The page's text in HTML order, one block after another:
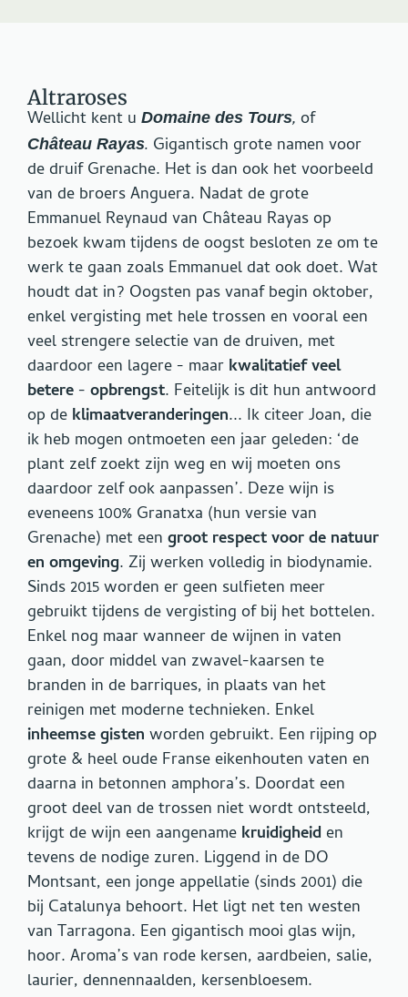
Altraroses
Wellicht kent u Domaine des Tours, of
Château Rayas. Gigantisch grote namen voor
de druif Grenache. Het is dan ook het voorbeeld
van de broers Anguera. Nadat de grote
Emmanuel Reynaud van Château Rayas op
bezoek kwam tijdens de oogst besloten ze om te
werk te gaan zoals Emmanuel dat ook doet. Wat
houdt dat in? Oogsten pas vanaf begin oktober,
enkel vergisting met hele trossen en vooral een
veel strengere selectie van de druiven, met
daardoor een lagere - maar kwalitatief veel
betere - opbrengst. Feitelijk is dit hun antwoord
op de klimaatveranderingen... Ik citeer Joan, die
ik heb mogen ontmoeten een jaar geleden: ‘de
plant zelf zoekt zijn weg en wij moeten ons
daardoor zelf ook aanpassen’. Deze wijn is
eveneens 100% Granatxa (hun versie van
Grenache) met een groot respect voor de natuur
en omgeving. Zij werken volledig in biodynamie.
Sinds 2015 worden er geen sulfieten meer
gebruikt tijdens de vergisting of bij het bottelen.
Enkel nog maar wanneer de wijnen in vaten
gaan, door middel van zwavel-kaarsen te
branden in de barriques, in plaats van het
reinigen met moderne technieken. Enkel
inheemse gisten worden gebruikt. Een rijping op
grote & heel oude Franse eikenhouten vaten en
daarna in betonnen amphora’s. Doordat een
groot deel van de trossen niet wordt ontsteeld,
krijgt de wijn een aangename kruidigheid en
tevens de nodige zuren. Liggend in de DO
Montsant, een jonge appellatie (sinds 2001) die
bij Catalunya behoort. Het ligt net ten westen
van Tarragona. Een gigantisch mooi glas wijn,
hoor. Aroma’s van rode kersen, aardbeien, salie,
laurier, dennennaalden, kersenbloesem.